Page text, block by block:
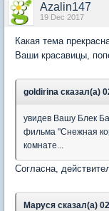
Azalin147
19 Dec 2017
Какая тема
Ваши красавицы,
goldirina сказал(а)
увидев Вашу Блек
фильма "Снежная
комнате...
Согласна,
Маруся сказал(а)